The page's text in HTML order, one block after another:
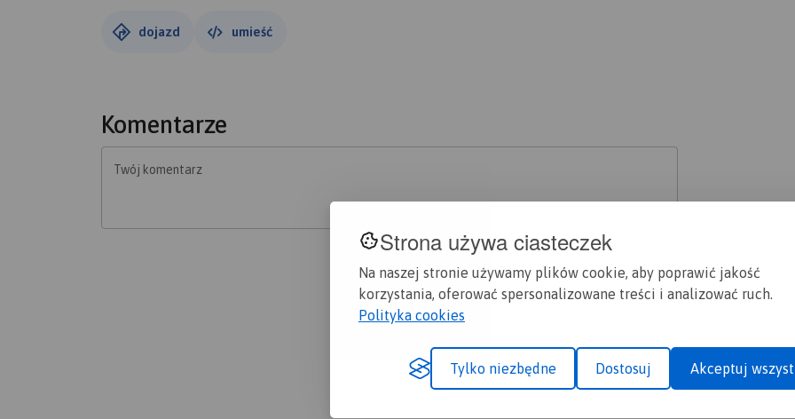
Strona używa ciasteczek
Na naszej stronie używamy plików cookie, aby poprawić jakość
korzystania, oferować spersonalizowane treści i analizować ruch.
Polityka cookies
Tylko niezbędne Dostosuj Akceptuj
dojazd umieść
Komentarze
Twój komentarz